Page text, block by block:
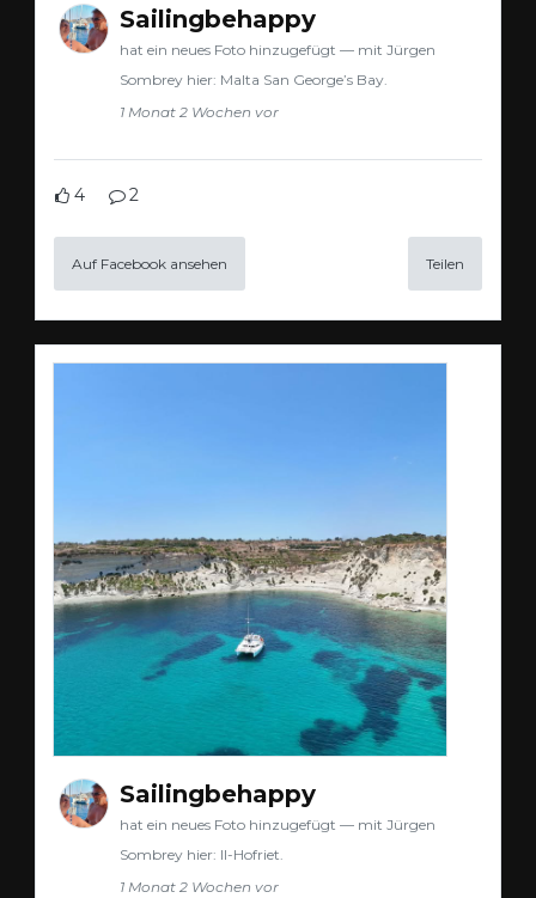
Sailingbehappy
hat ein neues Foto hinzugefügt — mit Jürgen
Sombrey hier: Malta San George’s Bay.
1 Monat 2 Wochen vor
4 2
Auf Facebook ansehen Teilen
Sailingbehappy
hat ein neues Foto hinzugefügt — mit Jürgen
Sombrey hier: Il-Hofriet.
1 Monat 2 Wochen vor